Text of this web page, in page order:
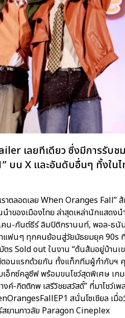
เลยทีเดียว ซึ่งมีการรับช
บน X และอันดับอื่นๆ ทั้งใน
ตลอดเลย When Oranges Fall”
ำของเมืองไทย ล่าสุดเหล่านักแสด
คน-กันต์ธีร์ ลิมปิติกรานนท์, พอล-ธ
ฟนๆ ทุกคนย้อนสู่วัยมัธยมยุค 90s
Sold out ในงาน “ต้นส้มอยู่บ้านเ
ตอนแรกด้วยกัน ทั้งแท็กทีมผู้กำกับ
เอ็กซ์คลูซีฟ พร้อมขนโชว์สุดพิเศษ
งค์-กิตติภพ เสรีวิชยสวัสดิ์” ที่มาโชว์
สนั่นโซเชียล เ
ยามภาวลัย Paragon Cineplex